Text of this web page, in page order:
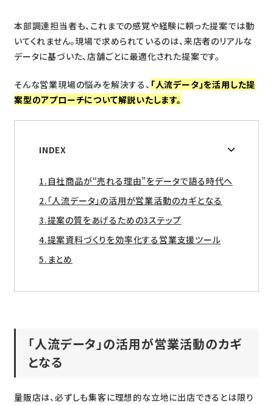
本部調達担当者も、これまでの感覚や経験に頼った提案では動
いてくれません。現場で求められているのは、来店者のリアルな
データに基づいた、店舗ごとに最適化された提案です。
そんな営業現場の悩みを解決する、 「人流データ」を活用した提
案型のアプローチについて解説いたします。
INDEX
自社商品が“売れる理由”をデータで語る時代へ
「人流データ」の活用が営業活動のカギとなる
提案の質をあげるための3ステップ
提案資料づくりを効率化する営業支援ツール
まとめ
「人流データ」の活用が営業活動のカギ
となる
量販店は、必ずしも集客に理想的な立地に出店できるとは限り